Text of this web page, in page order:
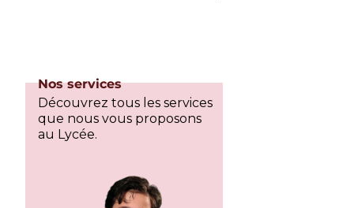
Nos services
Découvrez tous les services
que nous vous proposons
au Lycée.